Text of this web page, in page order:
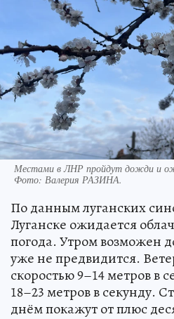
Местами в ЛНР пройдут дожди и
Фото: Валерия РАЗИНА.
По данным луганских
Луганске ожидается
погода. Утром возможен
уже не предвидится.
скоростью 9–14 метров в
18–23 метров в секунду.
днём покажут от плюс